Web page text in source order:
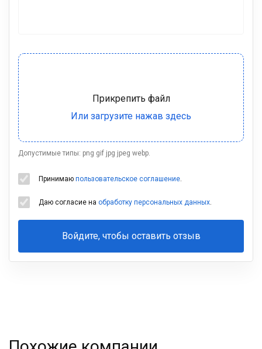
Допустимые типы: png gif jpg jpeg webp.
Принимаю пользовательское соглашение.
Даю согласие на обработку персональных данных.
Войдите, чтобы оставить отзыв
Ваша